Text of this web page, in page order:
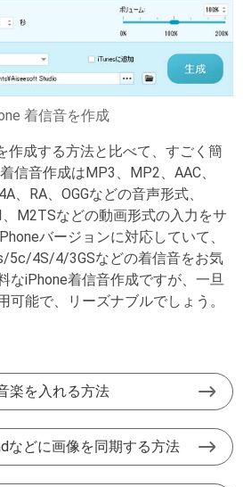
着信音を作成
作成する方法と比べて、すごく簡
信音作成はMP3、MP2、AAC、
、RA、OGGなどの音声形式、
M2TSなどの動画形式の入力をサ
バージョンに対応していて、
5c/4S/4/3GSなどの着信音をお気
なiPhone着信音作成ですが、一旦
可能で、リーズナブルでしょう。
楽を入れる方法
などに画像を同期する方法